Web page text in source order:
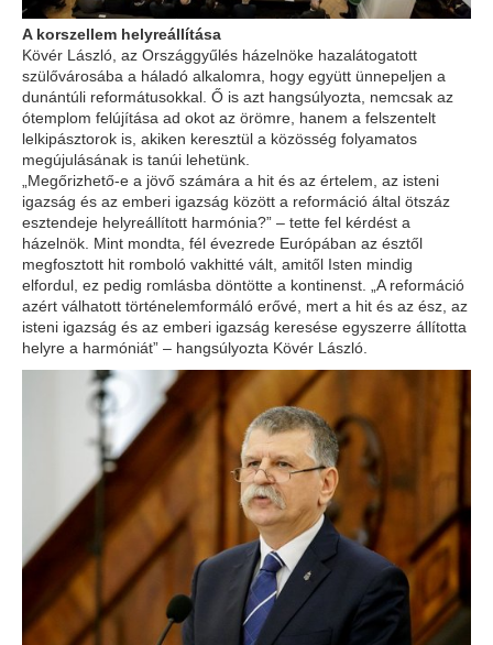
A korszellem helyreállítása
Kövér László, az Országgyűlés házelnöke hazalátogatott
szülővárosába a háladó alkalomra, hogy együtt ünnepeljen a
dunántúli reformátusokkal. Ő is azt hangsúlyozta, nemcsak az
ótemplom felújítása ad okot az örömre, hanem a felszentelt
lelkipásztorok is, akiken keresztül a közösség folyamatos
megújulásának is tanúi lehetünk.
„Megőrizhető-e a jövő számára a hit és az értelem, az isteni
igazság és az emberi igazság között a reformáció által ötszáz
esztendeje helyreállított harmónia?” – tette fel kérdést a
házelnök. Mint mondta, fél évezrede Európában az észtől
megfosztott hit romboló vakhitté vált, amitől Isten mindig
elfordul, ez pedig romlásba döntötte a kontinenst. „A reformáció
azért válhatott történelemformáló erővé, mert a hit és az ész, az
isteni igazság és az emberi igazság keresése egyszerre állította
helyre a harmóniát” – hangsúlyozta Kövér László.